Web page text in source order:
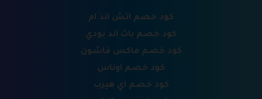
كود خصم اتش اند ام
كود خصم باث اند بودي
كود خصم ماكس فاشون
كود خصم اوناس
كود خصم اي هيرب